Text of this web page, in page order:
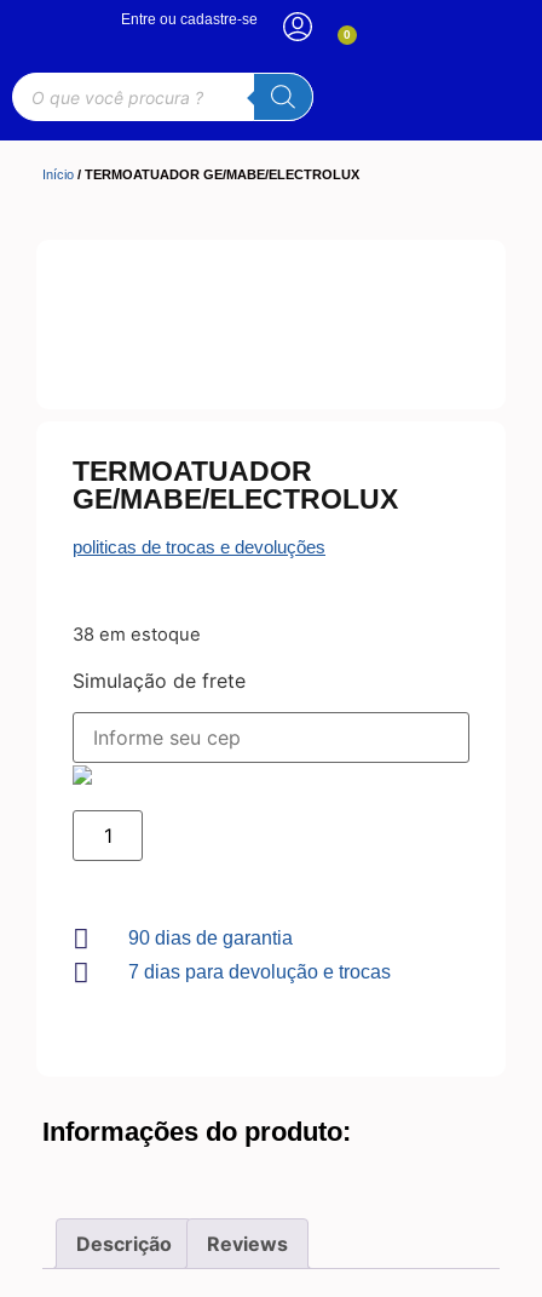
0
Entre ou cadastre-se
Início / TERMOATUADOR GE/MABE/ELECTROLUX
TERMOATUADOR
GE/MABE/ELECTROLUX
politicas de trocas e devoluções
38 em estoque
Simulação de frete
90 dias de garantia
7 dias para devolução e trocas
Informações do produto:
Descrição Reviews